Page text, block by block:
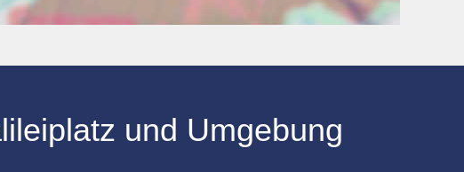
und Umgebung